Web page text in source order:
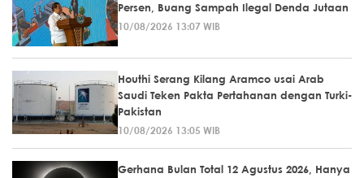
Persen, Buang Sampah Ilegal Denda Jutaan
10/08/2026 13:07 WIB
Houthi Serang Kilang Aramco usai Arab
Saudi Teken Pakta Pertahanan dengan Turki-
Pakistan
10/08/2026 13:05 WIB
Gerhana Bulan Total 12 Agustus 2026, Hanya